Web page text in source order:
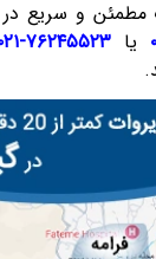
مطمئن و سریع در
یا۷۶۲۴۵۵۲۳-۰۲۱